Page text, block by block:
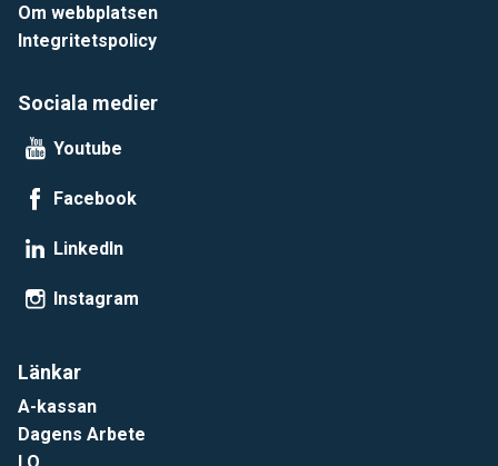
Om webbplatsen
Integritetspolicy
Sociala medier
Youtube
Facebook
LinkedIn
Instagram
Länkar
A-kassan
Dagens Arbete